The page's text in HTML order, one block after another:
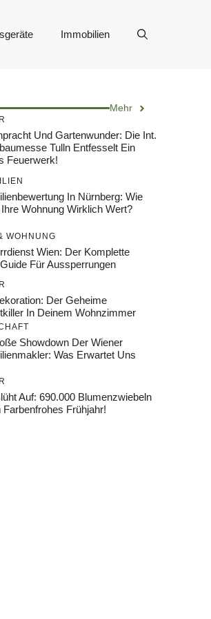
Immobilien
Mehr
Und Gartenwunder: Die Int.
Tulln Entfesselt Ein
Feuerwerk!
In Nürnberg: Wie
Wohnung Wirklich Wert?
WOHNUNG
Wien: Der Komplette
Für Aussperrungen
Der Geheime
In Deinem Wohnzimmer
Showdown Der Wiener
Was Erwartet Uns
Auf: 690.000 Blumenzwiebeln
Farbenfrohes Frühjahr!